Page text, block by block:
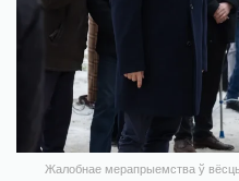
Жалобнае мерапрыемства ў